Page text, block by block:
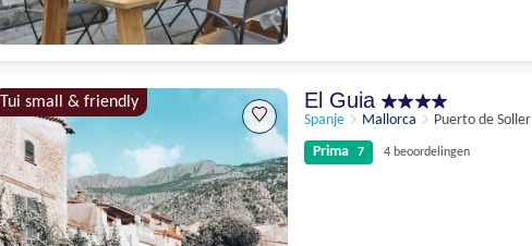
Tui small & friendly El Guia
Spanje Mallorca
Puerto de Soller
Prima
7 4 beoordelingen